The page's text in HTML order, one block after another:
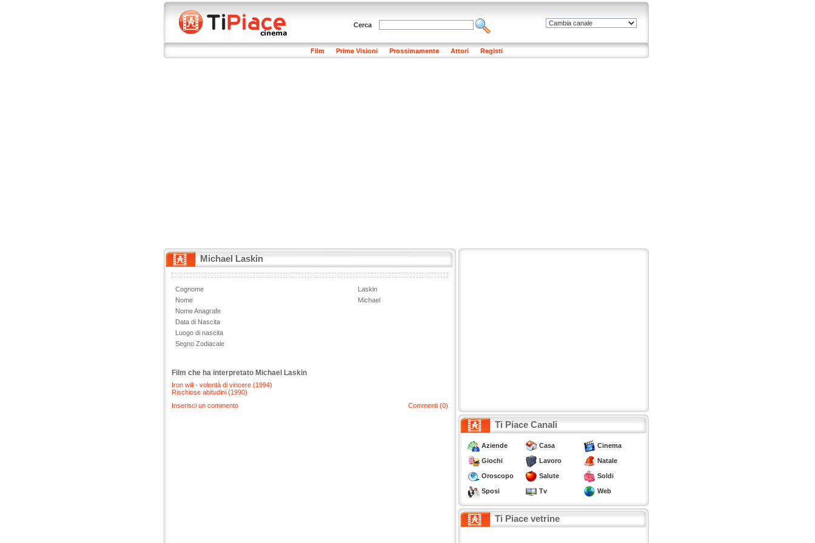
Cerca
Film Prime Visioni Prossimamente Attori Registi
Michael Laskin
Cognome
Laskin
Nome
Michael
Nome Anagrafe
Data di Nascita
Luogo di nascita
Segno Zodiacale
Film che ha interpretato Michael Laskin
Iron will - volontà di vincere (1994)
Rischiose abitudini (1990)
Commenti (0)
Inserisci un commento
Ti Piace Canali
Aziende Casa Cinema
Giochi Lavoro Natale
Oroscopo Salute Soldi
Sposi Tv Web
Ti Piace vetrine